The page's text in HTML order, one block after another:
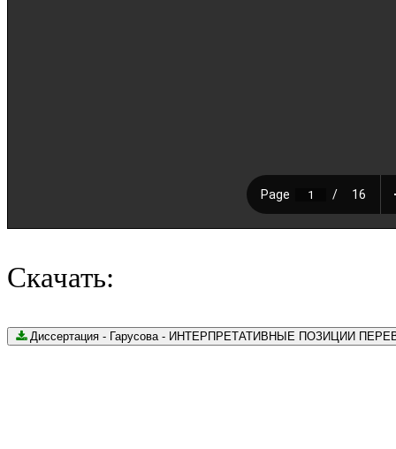
Скачать:
Диссертация - Гарусова - ИНТЕРПРЕТАТИВНЫЕ ПОЗИЦИИ